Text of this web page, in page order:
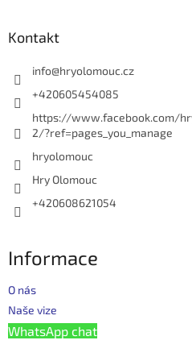
Kontakt
info@hryolomouc.cz
+420605454085
https://www.facebook.com/
2/?ref=pages_you_manage
hryolomouc
Hry Olomouc
+420608621054
Informace
O nás
Naše vize
WhatsApp chat